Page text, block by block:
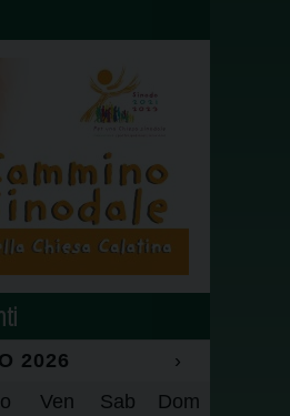
2026
›
Ven Sab Dom